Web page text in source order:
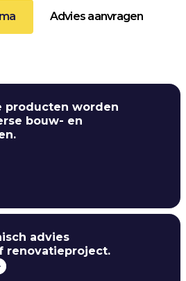
Advies aanvragen
producten worden
bouw- en
advies
renovatieproject.